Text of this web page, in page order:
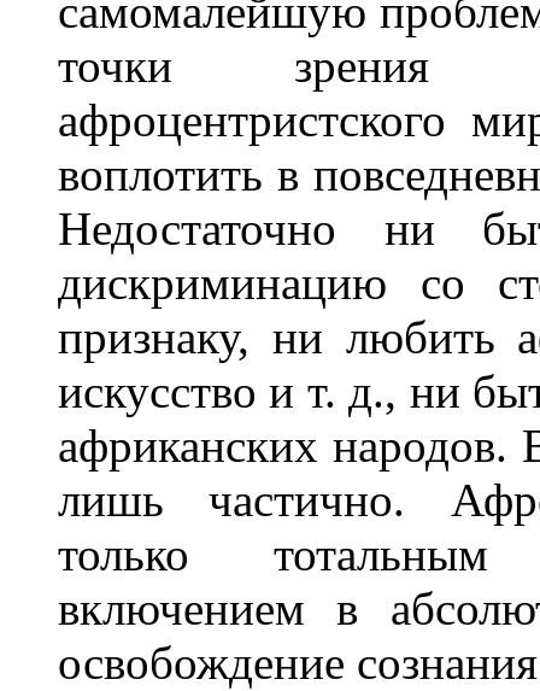
самомалейшую
точки зрения
афроцентристского
воплотить в
Недостаточно ни
дискриминацию со
признаку, ни любить
искусство и т. д., ни
африканских народов.
лишь частично.
только тотальным
включением в
освобождение